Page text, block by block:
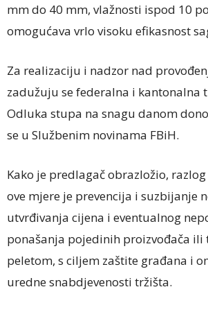
mm do 40 mm, vlažnosti ispod 10
omogućava vrlo visoku efikasnost
Za realizaciju i nadzor nad
zadužuju se federalna i kantonalna
Odluka stupa na snagu danom
se u Službenim novinama FBiH.
Kako je predlagač obrazložio,
ove mjere je prevencija i suzbijanje
utvrđivanja cijena i eventualnog
ponašanja pojedinih proizvođača ili
peletom, s ciljem zaštite građana i
uredne snabdjevenosti tržišta.